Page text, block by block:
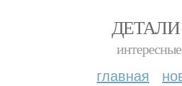
ДЕТАЛИ
главная